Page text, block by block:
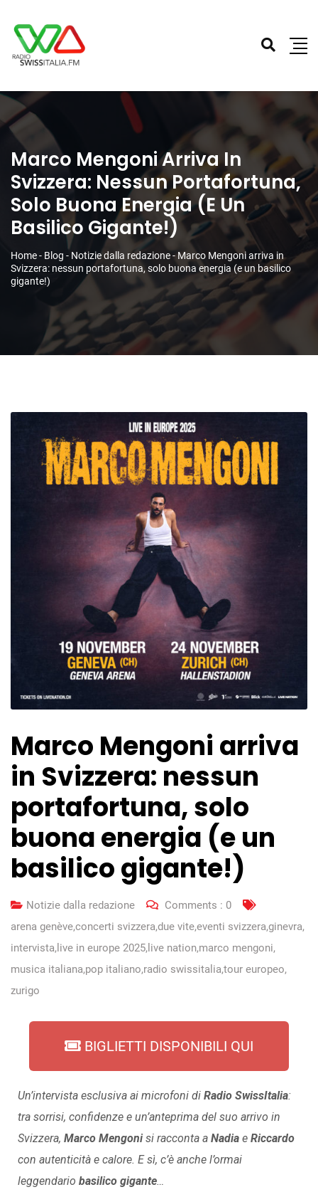
Marco Mengoni Arriva In
Svizzera: Nessun Portafortuna,
Solo Buona Energia (e Un
Basilico Gigante!)
Home- Blog - Notizie dalla redazione-Marco Mengoni arriva in
Svizzera: nessun portafortuna, solo buona energia (e un basilico
gigante!)
Marco Mengoni arriva
in Svizzera: nessun
portafortuna, solo
buona energia (e un
basilico gigante!)
Notizie dalla redazione Comments : 0
arena genève,concerti svizzera,due vite,eventi svizzera,ginevra,
intervista, live in europe 2025, live nation,marco mengoni,
musica italiana,pop italiano,radio swissitalia,tour europeo,
zurigo
BIGLIETTI DISPONIBILI QUI
Un’intervista esclusiva ai microfoni di Radio SwissItalia:
tra sorrisi, confidenze e un’anteprima del suo arrivo in
Svizzera, Marco Mengonisi racconta a Nadia e Riccardo
con autenticità e calore. E sì, c’è anche l’ormai
leggendario basilico gigante…